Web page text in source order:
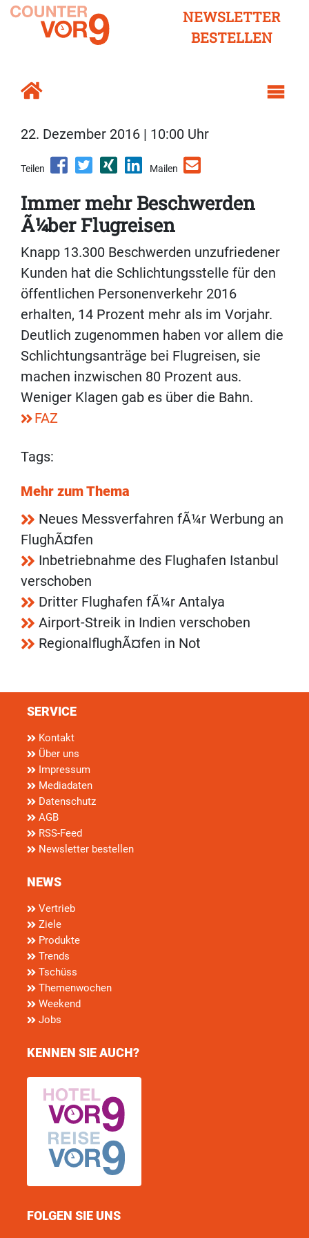
NEWSLETTER
BESTELLEN
22. Dezember 2016 | 10:00 Uhr
Teilen Mailen
Immer mehr Beschwerden
Ã¼ber Flugreisen
Knapp 13.300 Beschwerden unzufriedener
Kunden hat die Schlichtungsstelle für den
öffentlichen Personenverkehr 2016
erhalten, 14 Prozent mehr als im Vorjahr.
Deutlich zugenommen haben vor allem die
Schlichtungsanträge bei Flugreisen, sie
machen inzwischen 80 Prozent aus.
Weniger Klagen gab es über die Bahn.
FAZ
Tags:
Mehr zum Thema
Neues Messverfahren fÃ¼r Werbung an
FlughÃ¤fen
Inbetriebnahme des Flughafen Istanbul
verschoben
Dritter Flughafen fÃ¼r Antalya
Airport-Streik in Indien verschoben
RegionalflughÃ¤fen in Not
SERVICE
Kontakt
Über uns
Impressum
Mediadaten
Datenschutz
AGB
RSS-Feed
Newsletter bestellen
NEWS
Vertrieb
Ziele
Produkte
Trends
Tschüss
Themenwochen
Weekend
Jobs
KENNEN SIE AUCH?
FOLGEN SIE UNS